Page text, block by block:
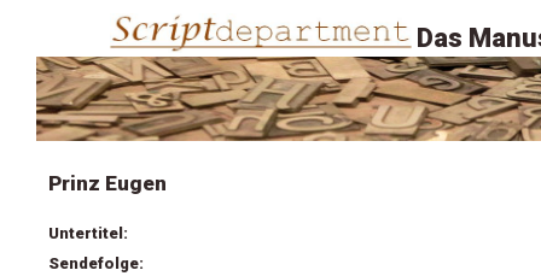
Das
Prinz Eugen
Untertitel:
Sendefolge: